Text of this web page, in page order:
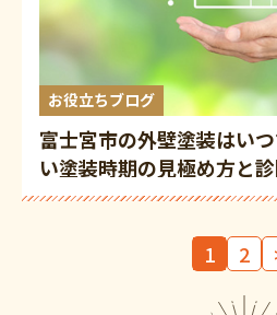
お役立ちブログ
富士宮市の外壁塗装はい
い塗装時期の見極め方と
1 2